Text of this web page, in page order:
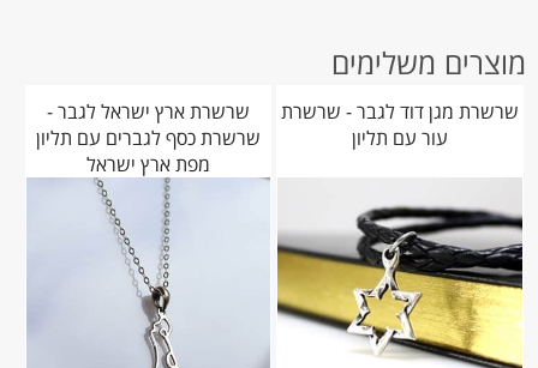
מוצרים משלימים
שרשרת מגן דוד לגבר - שרשרת
עור עם תליון
שרשרת ארץ ישראל לגבר -
שרשרת כסף לגברים עם תליון
מפת ארץ ישראל